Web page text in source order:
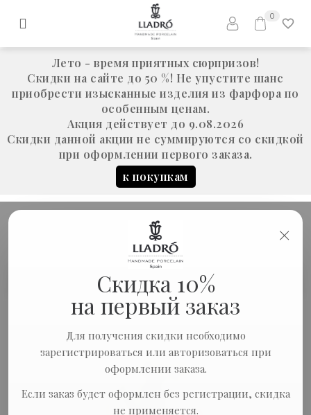
Лето - время приятных сюрпризов!
Скидки на сайте до 50 %! Не упустите шанс
приобрести изысканные изделия из фарфора по
особенным ценам.
Акция действует до 9.08.2026
Скидки данной акции не суммируются со скидкой
при оформлении первого заказа.
к покупкам
0
×
Скидка 10%
на первый заказ
Для получения скидки необходимо
зарегистрироваться или авторизоваться при
оформлении заказа.
Если заказ будет оформлен без регистрации, скидка
не применяется.
Скульптура "Карпы Кои"